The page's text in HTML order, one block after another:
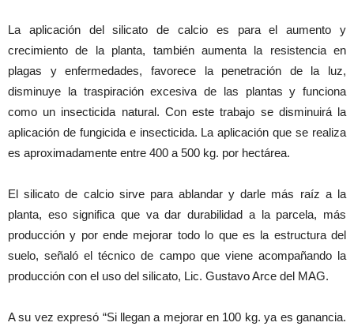
La aplicación del silicato de calcio es para el aumento y
crecimiento de la planta, también aumenta la resistencia en
plagas y enfermedades, favorece la penetración de la luz,
disminuye la traspiración excesiva de las plantas y funciona
como un insecticida natural. Con este trabajo se disminuirá la
aplicación de fungicida e insecticida. La aplicación que se realiza
es aproximadamente entre 400 a 500 kg. por hectárea.
El silicato de calcio sirve para ablandar y darle más raíz a la
planta, eso significa que va dar durabilidad a la parcela, más
producción y por ende mejorar todo lo que es la estructura del
suelo, señaló el técnico de campo que viene acompañando la
producción con el uso del silicato, Lic. Gustavo Arce del MAG.
A su vez expresó “Si llegan a mejorar en 100 kg. ya es ganancia.